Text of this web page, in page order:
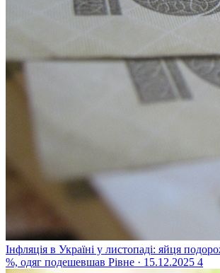
Інфляція в Україні у листопаді: яйця
%, одяг подешевшав Рівне · 15.12.2025 4